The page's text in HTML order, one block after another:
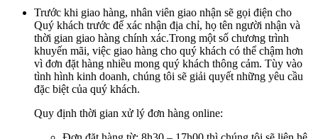
Trước khi giao hàng, nhân viên giao nhận sẽ gọi điện cho
Quý khách trước để xác nhận địa chỉ, họ tên người nhận và
thời gian giao hàng chính xác.Trong một số chương trình
khuyến mãi, việc giao hàng cho quý khách có thể chậm hơn
vì đơn đặt hàng nhiều mong quý khách thông cảm. Tùy vào
tình hình kinh doanh, chúng tôi sẽ giải quyết những yêu cầu
đặc biệt của quý khách.
Quy định thời gian xử lý đơn hàng online: